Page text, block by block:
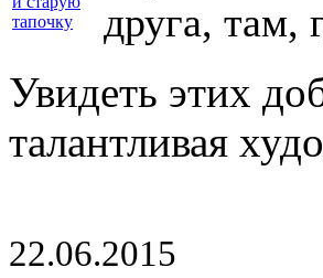
друга, там,
Увидеть этих
талантливая
22.06.2015